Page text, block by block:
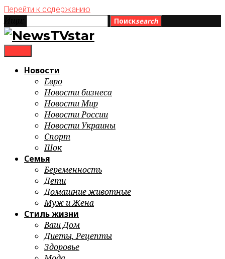
Перейти к содержанию
Поискsearch
Новости
Евро
Новости бизнеса
Новости Мир
Новости России
Новости Украины
Спорт
Шок
Семья
Беременность
Дети
Домашние животные
Муж и Жена
Стиль жизни
Ваш Дом
Диеты, Рецепты
Здоровье